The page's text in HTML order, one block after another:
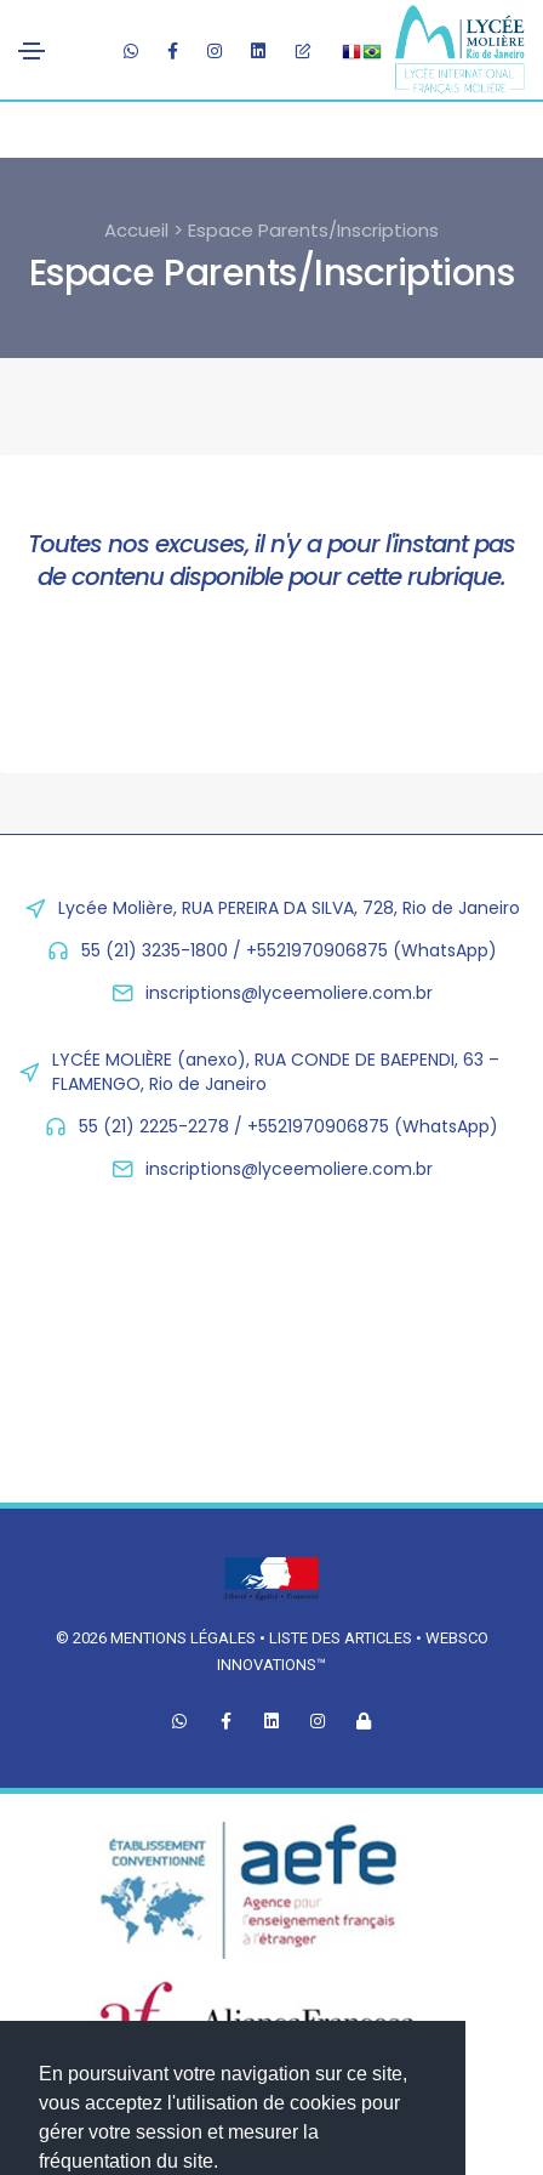
En poursuivant votre navigation sur ce site,
vous acceptez l'utilisation de cookies pour
gérer votre session et mesurer la
fréquentation du site.
Accueil > Espace Parents/Inscriptions
Espace Parents/Inscriptions
Toutes nos excuses, il n'y a pour l'instant pas
de contenu disponible pour cette rubrique.
Lycée Molière, RUA PEREIRA DA SILVA, 728, Rio de Janeiro
55 (21) 3235-1800 / +5521970906875 (WhatsApp)
inscriptions@lyceemoliere.com.br
LYCÉE MOLIÈRE (anexo), RUA CONDE DE BAEPENDI, 63 –
FLAMENGO, Rio de Janeiro
55 (21) 2225-2278 / +5521970906875 (WhatsApp)
inscriptions@lyceemoliere.com.br
© 2026 MENTIONS LÉGALES • LISTE DES ARTICLES • WEBSCO
INNOVATIONS™